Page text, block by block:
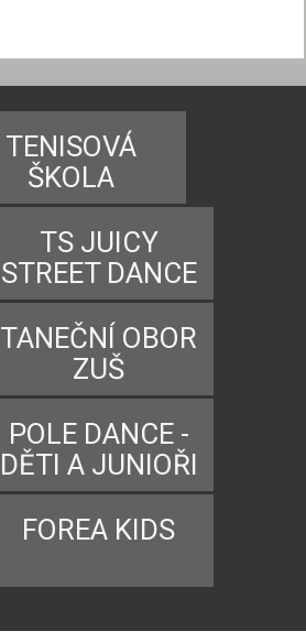
TENISOVÁ
ŠKOLA
TS JUICY
STREET DANCE
TANEČNÍ OBOR
ZUŠ
POLE DANCE -
DĚTI A JUNIOŘI
FOREA KIDS